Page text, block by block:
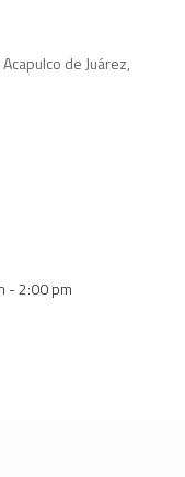
de Juárez,
- 2:00 pm